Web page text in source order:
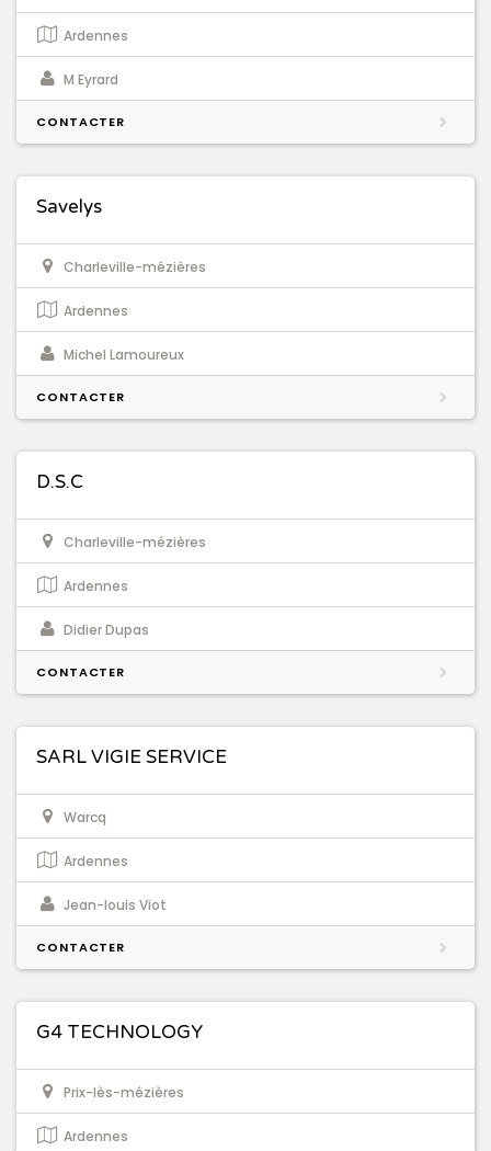
Ardennes
M Eyrard
CONTACTER
Savelys
Charleville-mézières
Ardennes
Michel Lamoureux
CONTACTER
D.S.C
Charleville-mézières
Ardennes
Didier Dupas
CONTACTER
SARL VIGIE SERVICE
Warcq
Ardennes
Jean-louis Viot
CONTACTER
G4 TECHNOLOGY
Prix-lès-mézières
Ardennes